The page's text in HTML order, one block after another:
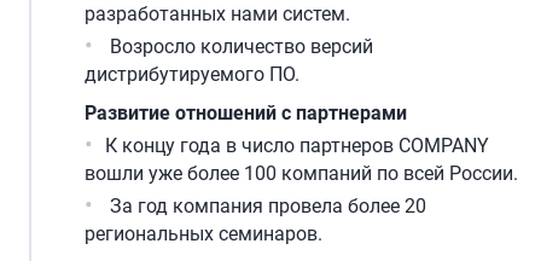
разработанных нами систем.
Возросло количество версий
дистрибутируемого ПО.
Развитие отношений с партнерами
К концу года в число партнеров COMPANY
вошли уже более 100 компаний по всей России.
За год компания провела более 20
региональных семинаров.